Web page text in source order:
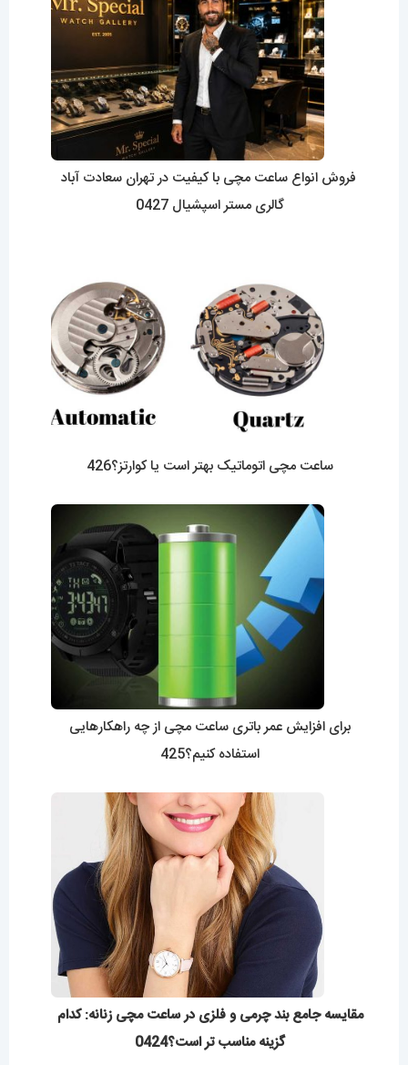
فروش انواع ساعت مچی با کیفیت در تهران سعادت آباد
گالری مستر اسپشیال 0427
ساعت مچی اتوماتیک بهتر است یا کوارتز؟426
برای افزایش عمر باتری ساعت مچی از چه راهکارهایی
استفاده کنیم؟425
مقایسه جامع بند چرمی و فلزی در ساعت مچی زنانه: کدام
گزینه مناسب تر است؟0424